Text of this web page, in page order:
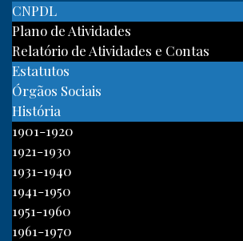
CNPDL
Plano de Atividades
Relatório de Atividades e Contas
Estatutos
Órgãos Sociais
História
1901-1920
1921-1930
1931-1940
1941-1950
1951-1960
1961-1970